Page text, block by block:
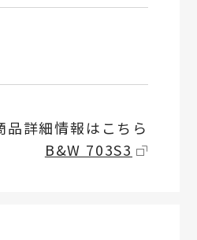
品詳細情報はこちら
B&W 703S3